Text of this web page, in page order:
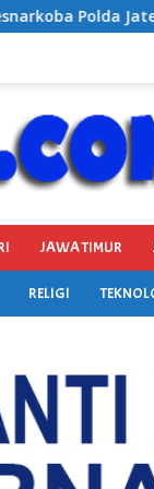
Pengedar Sabu
JAWA TIMUR
RELIGI